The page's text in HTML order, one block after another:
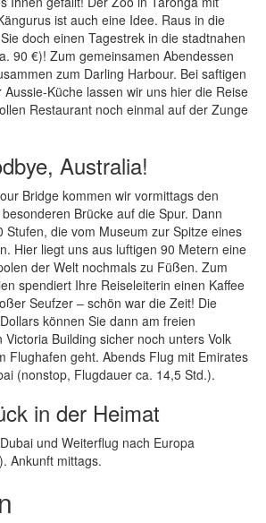
ist auch eine Idee. Raus in die
doch einen Tagestrek in die stadtnahen
90 €)! Zum gemeinsamen Abendessen
zum Darling Harbour. Bei saftigen
Küche lassen wir uns hier die Reise
Restaurant noch einmal auf der Zunge
Australia!
Bridge kommen wir vormittags den
Brücke auf die Spur. Dann
Stufen, die vom Museum zur Spitze eines
Hier liegt uns aus luftigen 90 Metern eine
der Welt nochmals zu Füßen. Zum
spendiert Ihre Reiseleiterin einen Kaffee
Seufzer – schön war die Zeit! Die
können Sie dann am freien
Victoria Building sicher noch unters Volk
Flughafen geht. Abends Flug mit Emirates
(nonstop, Flugdauer ca. 14,5 Std.).
in der Heimat
und Weiterflug nach Europa
Ankunft mittags.